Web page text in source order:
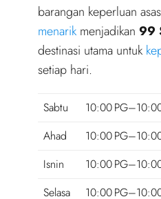
barangan keperluan
menarik menjadikan 99
destinasi utama untuk
setiap hari.
Sabtu
10:00
Ahad
10:00
Isnin
10:00
Selasa
10:00